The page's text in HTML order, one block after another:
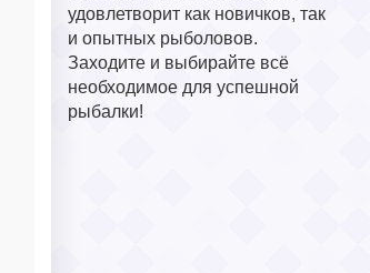
удовлетворит как новичков, так
и опытных рыболовов.
Заходите и выбирайте всё
необходимое для успешной
рыбалки!